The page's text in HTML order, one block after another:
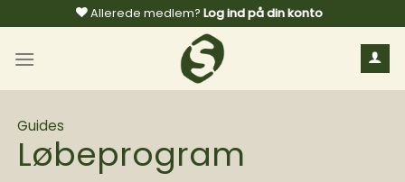
til
indhold
Allerede medlem? Log ind på din konto
Guides
Løbeprogram